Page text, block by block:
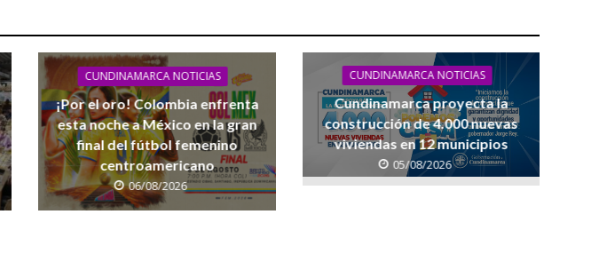
CUNDINAMARCA NOTICIAS
¡Por el oro! Colombia enfrenta
esta noche a México en la gran
final del fútbol femenino
centroamericano
06/08/2026
CUNDINAMARCA NOTICIAS
Cundinamarca proyecta la
construcción de 4.000 nuevas
viviendas en 12 municipios
05/08/2026